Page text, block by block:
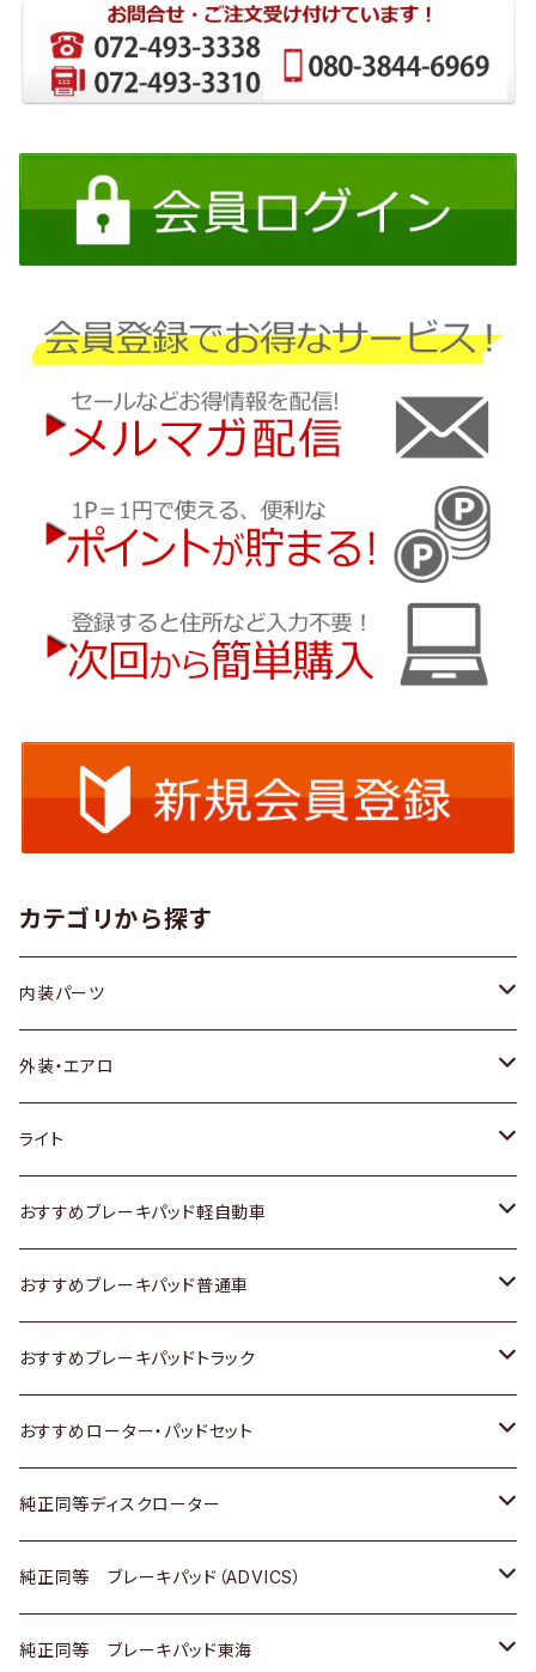
カテゴリから探す
内装パーツ
トヨタ
ホンダ
スズキ
日産
いすゞ
ダイハツ
マツダ
三菱
スバル
外装・エアロ
トヨタ
ホンダ
スズキ
日産
いすゞ
ダイハツ
マツダ
三菱
ライト
トヨタ
スズキ
日産
いすゞ
ダイハツ
三菱
日野
おすすめブレーキパッド軽自動車
トヨタ
ホンダ
スズキ
日産
ダイハツ
マツダ
おすすめブレーキパッド普通車
トヨタ
ホンダ
スズキ
日産
いすゞ
おすすめブレーキパッドトラック
トヨタ
日産
いすゞ
ダイハツ
おすすめローター・パッドセット
トヨタ
ホンダ
スズキ
純正同等ディスクローター
トヨタ
ホンダ
純正同等 ブレーキパッド（ADVICS）
トヨタ
純正同等 ブレーキパッド東海